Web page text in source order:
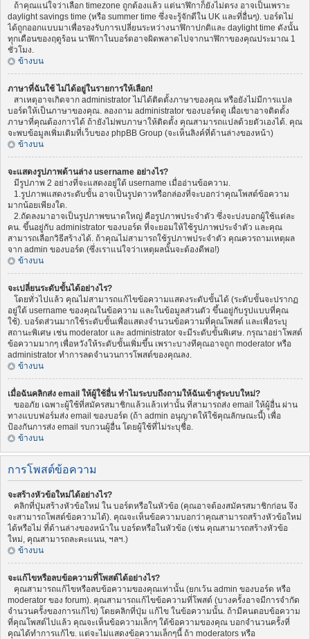
ถ้าคุณแน่ใจว่าเลือก timezone ถูกต้องแล้ว แต่นาฬิกาก็ยังไม่ตรง อาจเป็นเพราะ
daylight savings time (หรือ summer time ซึ่งจะรู้จักดีใน UK และที่อื่นๆ). บอร์ดไม่
ได้ถูกออกแบบมาเพื่อรองรับการเปลี่ยนระหว่างนาฬิกาปกติและ daylight time ดังนั้น
ทุกเดือนของฤดูร้อน นาฬิกาในบอร์ดอาจผิดพลาดไปจากนาฬิกาของคุณประมาณ 1
ชั่วโมง.
ข้างบน
ภาษาที่ฉันใช้ ไม่ได้อยู่ในรายการให้เลือก!
สาเหตุอาจเกิดจาก administrator ไม่ได้ติดตั้งภาษาของคุณ หรือยังไม่มีการแปล
บอร์ดให้เป็นภาษาของคุณ. ลองถาม administrator ของบอร์ดดู เผื่อเขาอาจติดตั้ง
ภาษาที่คุณต้องการได้ ถ้ายังไม่พบภาษาให้ติดตั้ง คุณสามารถแปลด้วยตัวเองได้. คุณ
จะพบข้อมูลเพิ่มเติมที่เว็บของ phpBB Group (จะเห็นลิงค์ที่ด้านล่างของหน้า)
ข้างบน
จะแสดงรูปภาพด้านล่าง username อย่างไร?
มีรูปภาพ 2 อย่างที่จะแสดงอยู่ใต้ username เมื่ออ่านข้อความ.
1.รูปภาพแสดงระดับขั้น อาจเป็นรูปดาวหรือกล่องที่จะบอกว่าคุณโพสต์ข้อความ
มากน้อยเพียงใด.
2.ถัดลงมาอาจเป็นรูปภาพขนาดใหญ่ คือรูปภาพประจำตัว ซึ่งจะบ่งบอกผู้ใช้แต่ละ
คน. ขึ้นอยู่กับ administrator ของบอร์ด ที่จะยอมให้ใช้รูปภาพประจำตัว และคุณ
สามารถเลือกวิธีสร้างได้. ถ้าคุณไม่สามารถใช้รูปภาพประจำตัว คุณควรถามเหตุผล
จาก admin ของบอร์ด (ซึ่งเราแน่ใจว่าเหตุผลนั้นจะต้องดีพอ!)
ข้างบน
จะเปลี่ยนระดับขั้นได้อย่างไร?
โดยทั่วไปแล้ว คุณไม่สามารถแก้ไขข้อความแสดงระดับขั้นได้ (ระดับขั้นจะปรากฏ
อยู่ใต้ username ของคุณในข้อความ และในข้อมูลส่วนตัว ขึ้นอยู่กับรูปแบบที่คุณ
ใช้). บอร์ดส่วนมากใช้ระดับขั้นเพื่อแสดงจำนวนข้อความที่คุณโพสต์ และเพื่อระบุ
สถานะพิเศษ เช่น moderator และ administrator จะมีระดับขั้นพิเศษ. กรุณาอย่าโพสต์
ข้อความมากๆ เพื่อหวังให้ระดับขั้นเพิ่มขึ้น เพราะบางทีคุณอาจถูก moderator หรือ
administrator ทำการลดจำนวนการโพสต์ของคุณลง.
ข้างบน
เมื่อฉันคลิกส่ง email ให้ผู้ใช้อื่น ทำไมระบบถึงถามให้ฉันเข้าสู่ระบบใหม่?
ขออภัย เฉพาะผู้ใช้ที่สมัครสมาชิกแล้วแล้วเท่านั้น ที่สามารถส่ง email ให้ผู้อื่น ผ่าน
ทางแบบฟอร์มส่ง email ของบอร์ด (ถ้า admin อนุญาตให้ใช้คุณลักษณะนี้) เพื่อ
ป้องกันการส่ง email รบกวนผู้อื่น โดยผู้ใช้ที่ไม่ระบุชื่อ.
ข้างบน
การโพสต์ข้อความ
จะสร้างหัวข้อใหม่ได้อย่างไร?
คลิกที่ปุ่มสร้างหัวข้อใหม่ ใน บอร์ดหรือในหัวข้อ (คุณอาจต้องสมัครสมาชิกก่อน จึง
จะสามารถโพสต์ข้อความได้). คุณจะเห็นข้อความบอกว่าคุณสามารถสร้างหัวข้อใหม่
ได้หรือไม่ ที่ด้านล่างของหน้าใน บอร์ดหรือในหัวข้อ (เช่น คุณสามารถสร้างหัวข้อ
ใหม่, คุณสามารถละคะแนน, ฯลฯ.)
ข้างบน
จะแก้ไขหรือลบข้อความที่โพสต์ได้อย่างไร?
คุณสามารถแก้ไขหรือลบข้อความของคุณเท่านั้น (ยกเว้น admin ของบอร์ด หรือ
moderator ของ forum). คุณสามารถแก้ไขข้อความที่โพสต์ (บางครั้งอาจมีการจำกัด
จำนวนครั้งของการแก้ไข) โดยคลิกที่ปุ่ม แก้ไข ในข้อความนั้น. ถ้ามีคนตอบข้อความ
ที่คุณโพสต์ไปแล้ว คุณจะเห็นข้อความเล็กๆ ใต้ข้อความของคุณ บอกจำนวนครั้งที่
คุณได้ทำการแก้ไข. แต่จะไม่แสดงข้อความเล็กๆนี้ ถ้า moderators หรือ